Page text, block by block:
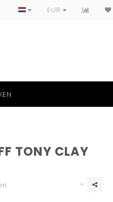
Tot 30 dagen kan jouw bestelling retour
EUR
TONY CLAY